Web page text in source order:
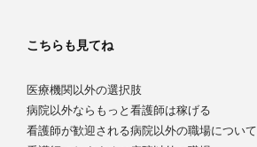
こちらも見てね
医療機関以外の選択肢
病院以外ならもっと看護師は稼げる
看護師が歓迎される病院以外の職場について